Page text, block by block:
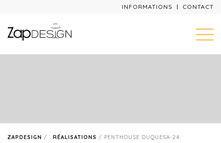
INFORMATIONS CONTACT
ZAPDESIGN / RÉALISATIONS / PENTHOUSE DUQUESA-24